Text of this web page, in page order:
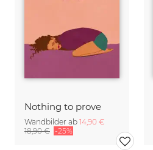
Nothing to prove
Wandbilder ab 14,90 €
18,90 € -25%